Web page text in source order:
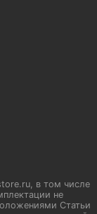
в том числе
не
Статьи